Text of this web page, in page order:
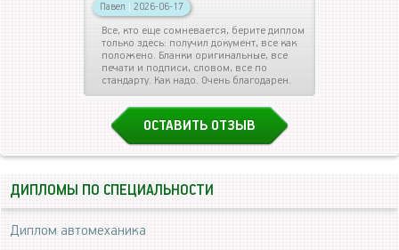
Павел | 2026-06-17
Все, кто еще сомневается, берите диплом
только здесь: получил документ, все как
положено. Бланки оригинальные, все
печати и подписи, словом, все по
стандарту. Как надо. Очень благодарен.
ОСТАВИТЬ ОТЗЫВ
ДИПЛОМЫ ПО СПЕЦИАЛЬНОСТИ
Диплом автомеханика